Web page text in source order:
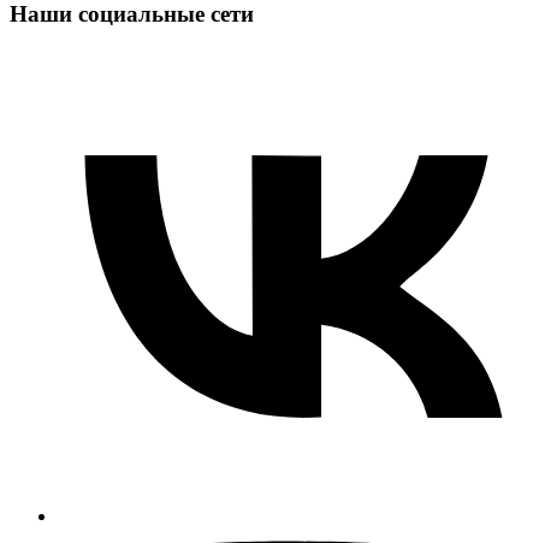
Наши социальные сети